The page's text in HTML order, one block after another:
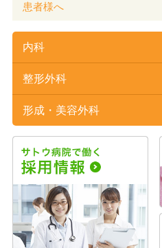
患者様へ
内科
整形外科
形成・美容外科